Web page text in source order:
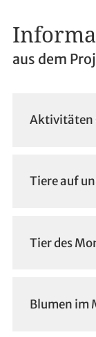
aus dem
Aktivitäten
Tiere auf
Tier des
Blumen im